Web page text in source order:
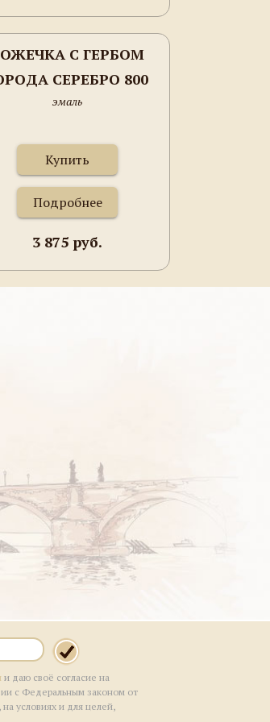
С ГЕРБОМ
СЕРЕБРО 800
ПРОБА
эмаль
Купить
Подробнее
3 875 руб.
и даю своё согласие на
с Федеральным законом от
условиях и для целей,